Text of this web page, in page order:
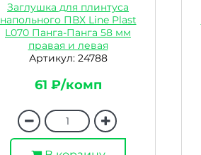
Заглушка для плинтуса
напольного ПВХ Line Plast
L070 Панга-Панга 58 мм
правая и левая
Артикул: 24788
61 ₽/комп